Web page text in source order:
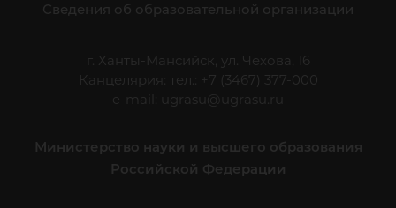
Сведения об образовательной организации
г. Ханты-Мансийск, ул. Чехова, 16
Канцелярия: тел.: +7 (3467) 377-000
e-mail:
ugrasu@ugrasu.ru
Министерство науки и высшего образования
Российской Федерации